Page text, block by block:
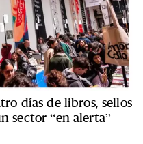
días de libros, sellos
sector “en alerta”